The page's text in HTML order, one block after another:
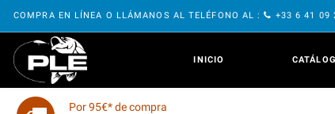
COMPRA EN LÍNEA O LLÁMANOS AL TELÉFONO AL : +33 6 41 09
INICIO
Por 95€* de compra